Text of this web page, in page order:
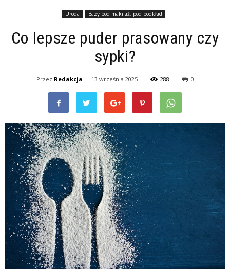
Uroda Bazy pod makijaż, pod podkład
Co lepsze puder prasowany czy
sypki?
Przez Redakcja - 13 września 2025 288 0